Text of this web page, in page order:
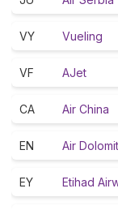
VY Vueling
VF AJet
CA Air China
EN Air
EY Etihad